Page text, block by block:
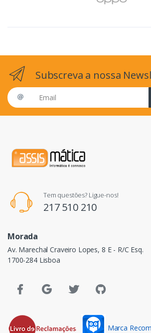
Subscreva a nossa
Email address
Tem questões? Ligue-nos!
217 510 210
Morada
Av. Marechal Craveiro Lopes, 8 E - R/C Esq.
1700-284 Lisboa
Marca